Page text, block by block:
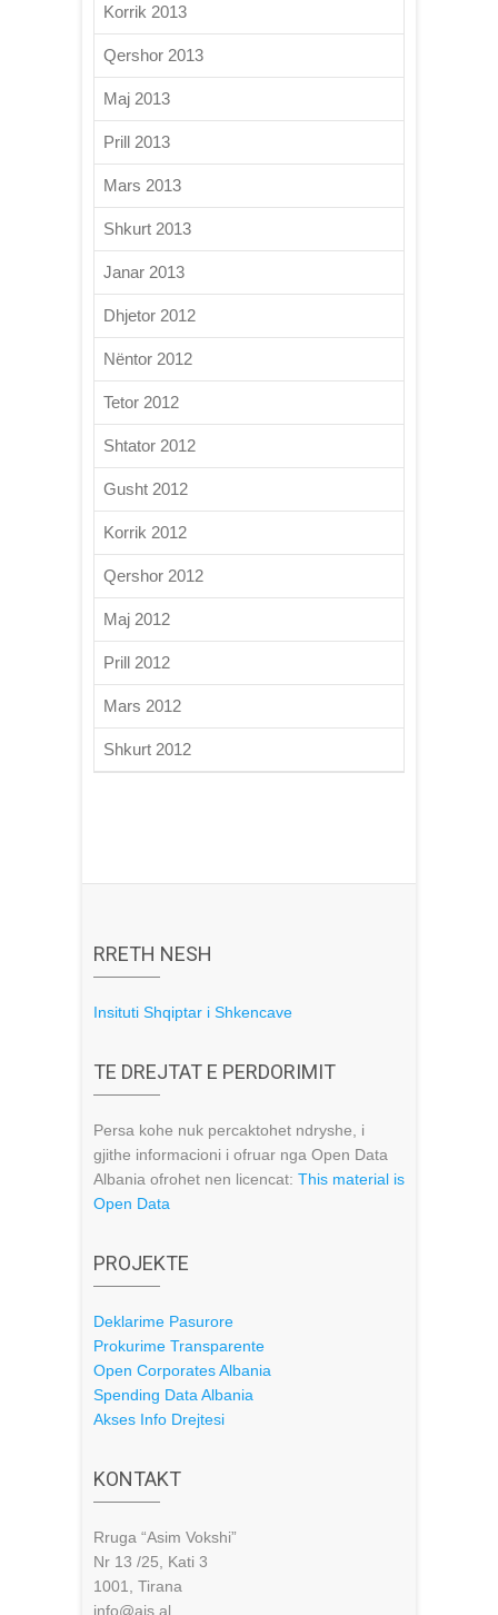
Korrik 2013
Qershor 2013
Maj 2013
Prill 2013
Mars 2013
Shkurt 2013
Janar 2013
Dhjetor 2012
Nëntor 2012
Tetor 2012
Shtator 2012
Gusht 2012
Korrik 2012
Qershor 2012
Maj 2012
Prill 2012
Mars 2012
Shkurt 2012
RRETH NESH
Insituti Shqiptar i Shkencave
TE DREJTAT E PERDORIMIT
Persa kohe nuk percaktohet ndryshe, i
gjithe informacioni i ofruar nga Open Data
Albania ofrohet nen licencat: This material is
Open Data
PROJEKTE
Deklarime Pasurore
Prokurime Transparente
Open Corporates Albania
Spending Data Albania
Akses Info Drejtesi
KONTAKT
Rruga “Asim Vokshi”
Nr 13 /25, Kati 3
1001, Tirana
info@ais.al